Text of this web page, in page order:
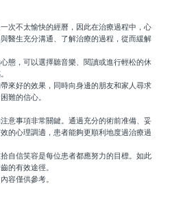
不太愉快的經曆，因此在治療過程中，心
醫生充分溝通、了解治療的過程，從而緩解
，可以選擇聽音樂、閱讀或進行輕松的休
好的效果，同時向身邊的朋友和家人尋求
難的信心。
事項非常關鍵。通過充分的術前准備、妥
的心理調適，患者能夠更順利地度過治療過
信笑容是每位患者都應努力的目標。如此
的有效途徑。
容僅供參考。